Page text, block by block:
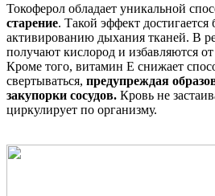
Токоферол обладает уникальной
старение. Такой эффект достигается
активированию дыхания тканей. В
получают кислород и избавляются
Кроме того, витамин Е снижает
свертываться, предупреждая
закупорки сосудов. Кровь не
циркулирует по организму.